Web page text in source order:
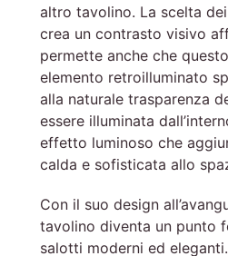
altro tavolino. La scelta
crea un contrasto visivo
permette anche che
elemento retroilluminato
alla naturale trasparenza
essere illuminata
effetto luminoso che
calda e sofisticata allo
Con il suo design
tavolino diventa un punto
salotti moderni ed